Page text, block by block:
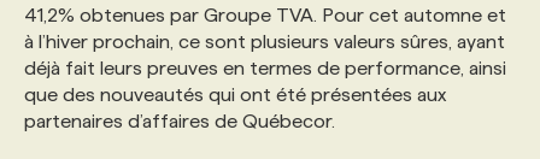
41,2% obtenues par Groupe TVA. Pour cet automne et
à l’hiver prochain, ce sont plusieurs valeurs sûres, ayant
déjà fait leurs preuves en termes de performance, ainsi
que des nouveautés qui ont été présentées aux
partenaires d’affaires de Québecor.